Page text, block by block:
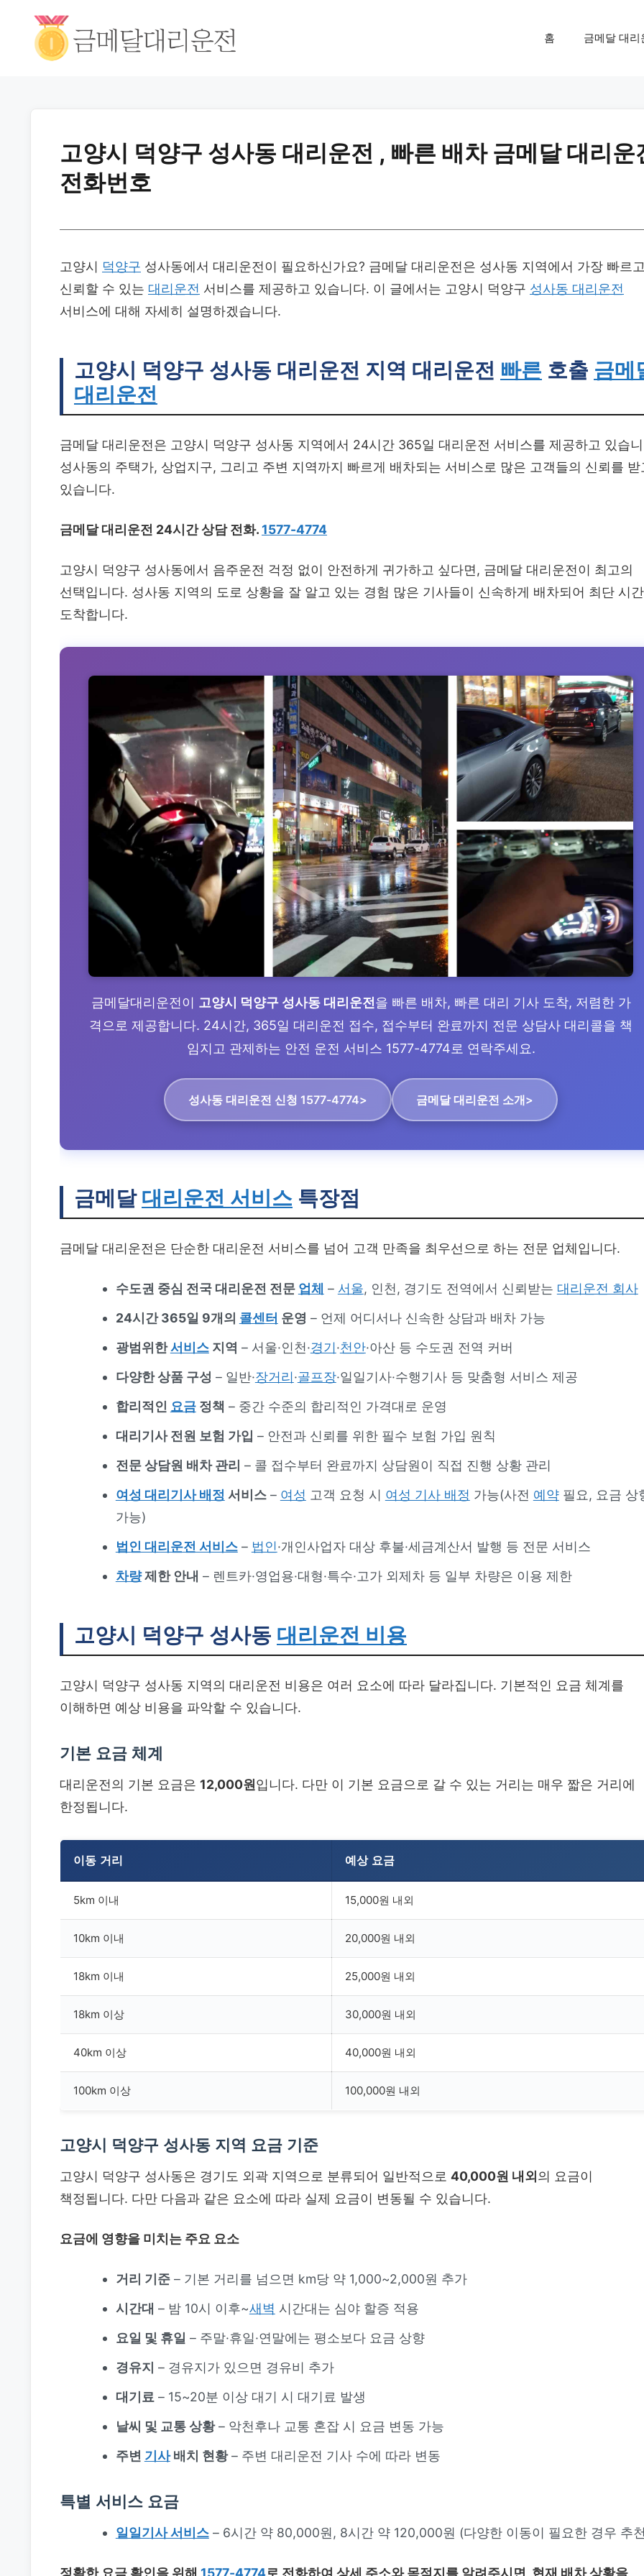
홈 금메달 대리
고양시 덕양구 성사동 대리운전 , 빠른 배차 금메달 대리운
전화번호
고양시 덕양구 성사동에서 대리운전이 필요하신가요? 금메달 대리운전은 성사동 지역에서 가장 빠르
신뢰할 수 있는 대리운전 서비스를 제공하고 있습니다. 이 글에서는 고양시 덕양구 성사동 대리운전
서비스에 대해 자세히 설명하겠습니다.
고양시 덕양구 성사동 대리운전 지역 대리운전 빠른 호출 금메
대리운전
금메달 대리운전은 고양시 덕양구 성사동 지역에서 24시간 365일 대리운전 서비스를 제공하고 있습
성사동의 주택가, 상업지구, 그리고 주변 지역까지 빠르게 배차되는 서비스로 많은 고객들의 신뢰를 받
있습니다.
금메달 대리운전 24시간 상담 전화.1577-4774
고양시 덕양구 성사동에서 음주운전 걱정 없이 안전하게 귀가하고 싶다면, 금메달 대리운전이 최고의
선택입니다. 성사동 지역의 도로 상황을 잘 알고 있는 경험 많은 기사들이 신속하게 배차되어 최단 시
도착합니다.
금메달대리운전이 고양시 덕양구 성사동 대리운전 을 빠른 배차, 빠른 대리 기사 도착, 저렴한 가
격으로 제공합니다. 24시간, 365일 대리운전 접수, 접수부터 완료까지 전문 상담사 대리콜을 책
임지고 관제하는 안전 운전 서비스 1577-4774로 연락주세요.
성사동 대리운전 신청 1577-4774> 금메달 대리운전 소개>
금메달 대리운전 서비스 특장점
금메달 대리운전은 단순한 대리운전 서비스를 넘어 고객 만족을 최우선으로 하는 전문 업체입니다.
수도권 중심 전국 대리운전 전문 업체 – 서울, 인천, 경기도 전역에서 신뢰받는 대리운전 회사
24시간 365일 9개의 콜센터 운영 – 언제 어디서나 신속한 상담과 배차 가능
광범위한서비스지역 – 서울·인천·경기·천안·아산 등 수도권 전역 커버
다양한 상품 구성 – 일반·장거리·골프장·일일기사·수행기사 등 맞춤형 서비스 제공
합리적인 요금정책 – 중간 수준의 합리적인 가격대로 운영
대리기사 전원 보험 가입 – 안전과 신뢰를 위한 필수 보험 가입 원칙
전문 상담원 배차 관리 – 콜 접수부터 완료까지 상담원이 직접 진행 상황 관리
여성 대리기사 배정 서비스– 여성 고객 요청 시 여성 기사 배정 가능(사전 예약필요, 요금 상
가능)
법인 대리운전 서비스– 법인·개인사업자 대상 후불·세금계산서 발행 등 전문 서비스
차량제한 안내 – 렌트카·영업용·대형·특수·고가 외제차 등 일부 차량은 이용 제한
고양시 덕양구 성사동 대리운전 비용
고양시 덕양구 성사동 지역의 대리운전 비용은 여러 요소에 따라 달라집니다. 기본적인 요금 체계를
이해하면 예상 비용을 파악할 수 있습니다.
기본 요금 체계
대리운전의 기본 요금은 12,000원 입니다. 다만 이 기본 요금으로 갈 수 있는 거리는 매우 짧은 거리에
한정됩니다.
이동 거리 예상 요금
5km 이내 15,000원 내외
10km 이내 20,000원 내외
18km 이내 25,000원 내외
18km 이상 30,000원 내외
40km 이상 40,000원 내외
100km 이상 100,000원 내외
고양시 덕양구 성사동 지역 요금 기준
고양시 덕양구 성사동은 경기도 외곽 지역으로 분류되어 일반적으로 40,000원 내외 의 요금이
책정됩니다. 다만 다음과 같은 요소에 따라 실제 요금이 변동될 수 있습니다.
요금에 영향을 미치는 주요 요소
거리 기준– 기본 거리를 넘으면 km당 약 1,000~2,000원 추가
시간대 – 밤 10시 이후~새벽 시간대는 심야 할증 적용
요일 및 휴일 – 주말·휴일·연말에는 평소보다 요금 상향
경유지 – 경유지가 있으면 경유비 추가
대기료 – 15~20분 이상 대기 시 대기료 발생
날씨 및 교통 상황– 악천후나 교통 혼잡 시 요금 변동 가능
주변 기사배치 현황– 주변 대리운전 기사 수에 따라 변동
특별 서비스 요금
일일기사 서비스– 6시간 약 80,000원, 8시간 약 120,000원 (다양한 이동이 필요한 경우 추
정확한 요금 확인을 위해 1577-4774로 전화하여 상세 주소와 목적지를 알려주시면, 현재 배차 상황을